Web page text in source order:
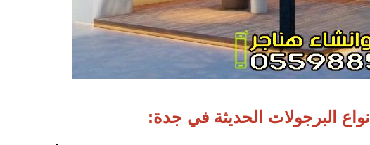
أنواع البرجولات الحديثة في جدة: